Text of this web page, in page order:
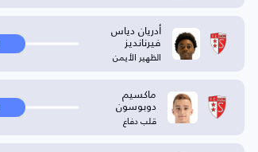
أدريان دياس
فيرنانديز
الظهير الأيمن
ماكسيم
دوبوسون
قلب دفاع